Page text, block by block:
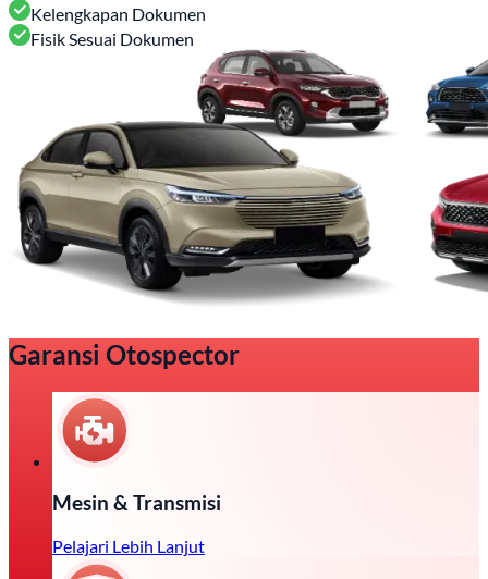
Kelengkapan Dokumen
Fisik Sesuai Dokumen
Garansi Otospector
Mesin & Transmisi
Pelajari Lebih Lanjut